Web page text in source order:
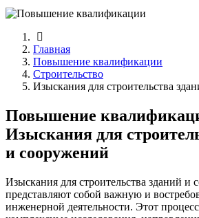
Главная
Повышение квалификации
Строительство
Изыскания для строительства
Повышение
Изыскания для
и сооружений
Изыскания для строительства зданий и
представляют собой важную и
инженерной деятельности. Этот